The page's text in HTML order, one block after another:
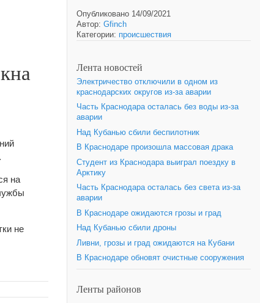
на
не
Опубликовано 14/09/2021
Автор: Gfinch
Категории: происшествия
Лента новостей
Электричество отключили в одном из
краснодарских округов из-за аварии
Часть Краснодара осталась без воды из-за
аварии
Над Кубанью сбили беспилотник
В Краснодаре произошла массовая драка
Студент из Краснодара выиграл поездку в
Арктику
Часть Краснодара осталась без света из-за
аварии
В Краснодаре ожидаются грозы и град
Над Кубанью сбили дроны
Ливни, грозы и град ожидаются на Кубани
В Краснодаре обновят очистные сооружения
Ленты районов